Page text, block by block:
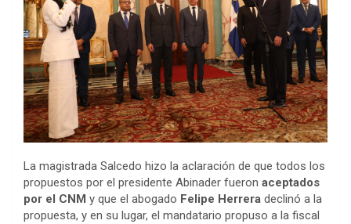
La magistrada Salcedo hizo la aclaración de que todos los
propuestos por el presidente Abinader fueron aceptados
por el CNM y que el abogado Felipe Herrera declinó a la
propuesta, y en su lugar, el mandatario propuso a la fiscal